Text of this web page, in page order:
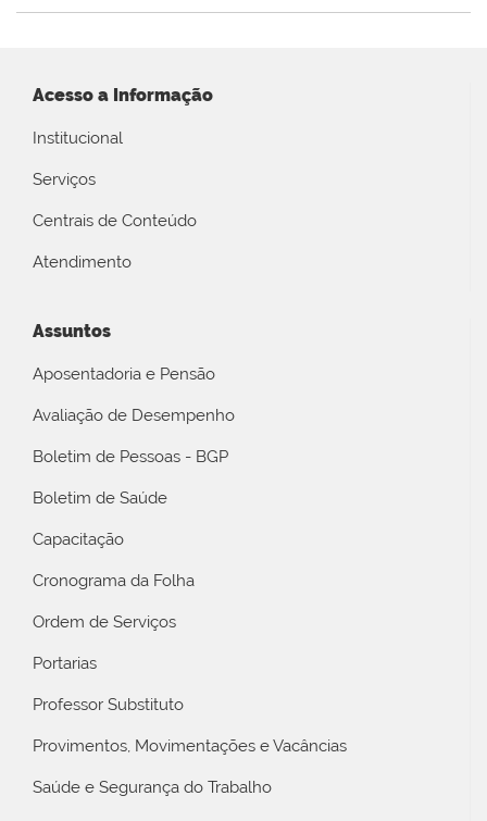
Acesso a Informação
Institucional
Serviços
Centrais de Conteúdo
Atendimento
Assuntos
Aposentadoria e Pensão
Avaliação de Desempenho
Boletim de Pessoas - BGP
Boletim de Saúde
Capacitação
Cronograma da Folha
Ordem de Serviços
Portarias
Professor Substituto
Provimentos, Movimentações e Vacâncias
Saúde e Segurança do Trabalho